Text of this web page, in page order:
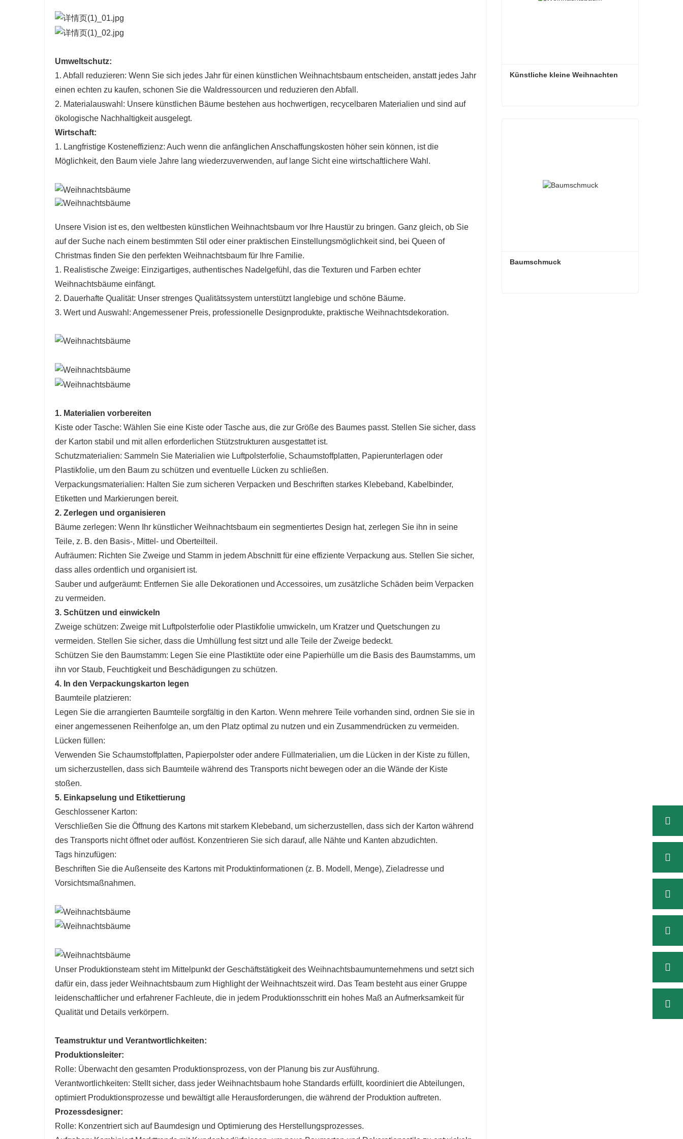
Umweltschutz:
1. Abfall reduzieren: Wenn Sie sich jedes Jahr für einen künstlichen Weihnachtsbaum entscheiden, anstatt jedes Jahr
einen echten zu kaufen, schonen Sie die Waldressourcen und reduzieren den Abfall.
2. Materialauswahl: Unsere künstlichen Bäume bestehen aus hochwertigen, recycelbaren Materialien und sind auf
ökologische Nachhaltigkeit ausgelegt.
Wirtschaft:
1. Langfristige Kosteneffizienz: Auch wenn die anfänglichen Anschaffungskosten höher sein können, ist die
Möglichkeit, den Baum viele Jahre lang wiederzuverwenden, auf lange Sicht eine wirtschaftlichere Wahl.
Unsere Vision ist es, den weltbesten künstlichen Weihnachtsbaum vor Ihre Haustür zu bringen. Ganz gleich, ob Sie
auf der Suche nach einem bestimmten Stil oder einer praktischen Einstellungsmöglichkeit sind, bei Queen of
Christmas finden Sie den perfekten Weihnachtsbaum für Ihre Familie.
1. Realistische Zweige: Einzigartiges, authentisches Nadelgefühl, das die Texturen und Farben echter
Weihnachtsbäume einfängt.
2. Dauerhafte Qualität: Unser strenges Qualitätssystem unterstützt langlebige und schöne Bäume.
3. Wert und Auswahl: Angemessener Preis, professionelle Designprodukte, praktische Weihnachtsdekoration.
1. Materialien vorbereiten
Kiste oder Tasche: Wählen Sie eine Kiste oder Tasche aus, die zur Größe des Baumes passt. Stellen Sie sicher, dass
der Karton stabil und mit allen erforderlichen Stützstrukturen ausgestattet ist.
Schutzmaterialien: Sammeln Sie Materialien wie Luftpolsterfolie, Schaumstoffplatten, Papierunterlagen oder
Plastikfolie, um den Baum zu schützen und eventuelle Lücken zu schließen.
Verpackungsmaterialien: Halten Sie zum sicheren Verpacken und Beschriften starkes Klebeband, Kabelbinder,
Etiketten und Markierungen bereit.
2. Zerlegen und organisieren
Bäume zerlegen: Wenn Ihr künstlicher Weihnachtsbaum ein segmentiertes Design hat, zerlegen Sie ihn in seine
Teile, z. B. den Basis-, Mittel- und Oberteilteil.
Aufräumen: Richten Sie Zweige und Stamm in jedem Abschnitt für eine effiziente Verpackung aus. Stellen Sie sicher,
dass alles ordentlich und organisiert ist.
Sauber und aufgeräumt: Entfernen Sie alle Dekorationen und Accessoires, um zusätzliche Schäden beim Verpacken
zu vermeiden.
3. Schützen und einwickeln
Zweige schützen: Zweige mit Luftpolsterfolie oder Plastikfolie umwickeln, um Kratzer und Quetschungen zu
vermeiden. Stellen Sie sicher, dass die Umhüllung fest sitzt und alle Teile der Zweige bedeckt.
Schützen Sie den Baumstamm: Legen Sie eine Plastiktüte oder eine Papierhülle um die Basis des Baumstamms, um
ihn vor Staub, Feuchtigkeit und Beschädigungen zu schützen.
4. In den Verpackungskarton legen
Baumteile platzieren:
Legen Sie die arrangierten Baumteile sorgfältig in den Karton. Wenn mehrere Teile vorhanden sind, ordnen Sie sie in
einer angemessenen Reihenfolge an, um den Platz optimal zu nutzen und ein Zusammendrücken zu vermeiden.
Lücken füllen:
Verwenden Sie Schaumstoffplatten, Papierpolster oder andere Füllmaterialien, um die Lücken in der Kiste zu füllen,
um sicherzustellen, dass sich Baumteile während des Transports nicht bewegen oder an die Wände der Kiste
stoßen.
5. Einkapselung und Etikettierung
Geschlossener Karton:
Verschließen Sie die Öffnung des Kartons mit starkem Klebeband, um sicherzustellen, dass sich der Karton während
des Transports nicht öffnet oder auflöst. Konzentrieren Sie sich darauf, alle Nähte und Kanten abzudichten.
Tags hinzufügen:
Beschriften Sie die Außenseite des Kartons mit Produktinformationen (z. B. Modell, Menge), Zieladresse und
Vorsichtsmaßnahmen.
Unser Produktionsteam steht im Mittelpunkt der Geschäftstätigkeit des Weihnachtsbaumunternehmens und setzt sich
dafür ein, dass jeder Weihnachtsbaum zum Highlight der Weihnachtszeit wird. Das Team besteht aus einer Gruppe
leidenschaftlicher und erfahrener Fachleute, die in jedem Produktionsschritt ein hohes Maß an Aufmerksamkeit für
Qualität und Details verkörpern.
Teamstruktur und Verantwortlichkeiten:
Produktionsleiter:
Rolle: Überwacht den gesamten Produktionsprozess, von der Planung bis zur Ausführung.
Verantwortlichkeiten: Stellt sicher, dass jeder Weihnachtsbaum hohe Standards erfüllt, koordiniert die Abteilungen,
optimiert Produktionsprozesse und bewältigt alle Herausforderungen, die während der Produktion auftreten.
Prozessdesigner:
Rolle: Konzentriert sich auf Baumdesign und Optimierung des Herstellungsprozesses.
Künstliche kleine Weihnachten
Baumschmuck